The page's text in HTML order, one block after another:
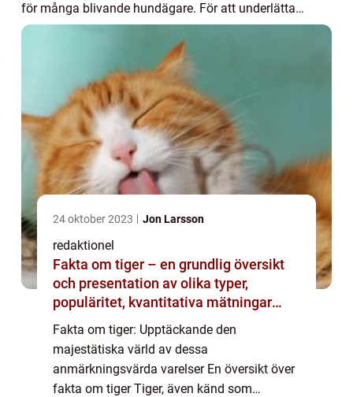
för många blivande hundägare. För att underlätta
denna process har ”vilk...
24 oktober 2023 Jon Larsson
redaktionel
Fakta om tiger – en grundlig översikt
och presentation av olika typer,
populäritet, kvantitativa mätningar
samt skillnader och historisk
genomgång av fördelar och nackdelar
– allt du behöver veta om dessa
magnifika djur
Fakta om tiger: Upptäckande den
majestätiska värld av dessa
anmärkningsvärda varelser En översikt över
fakta om tiger Tiger, även känd som